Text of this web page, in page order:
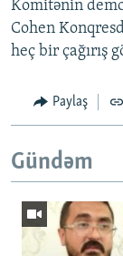
Komitənin
Cohen
heç bir çağırış
Paylaş
Gündəm